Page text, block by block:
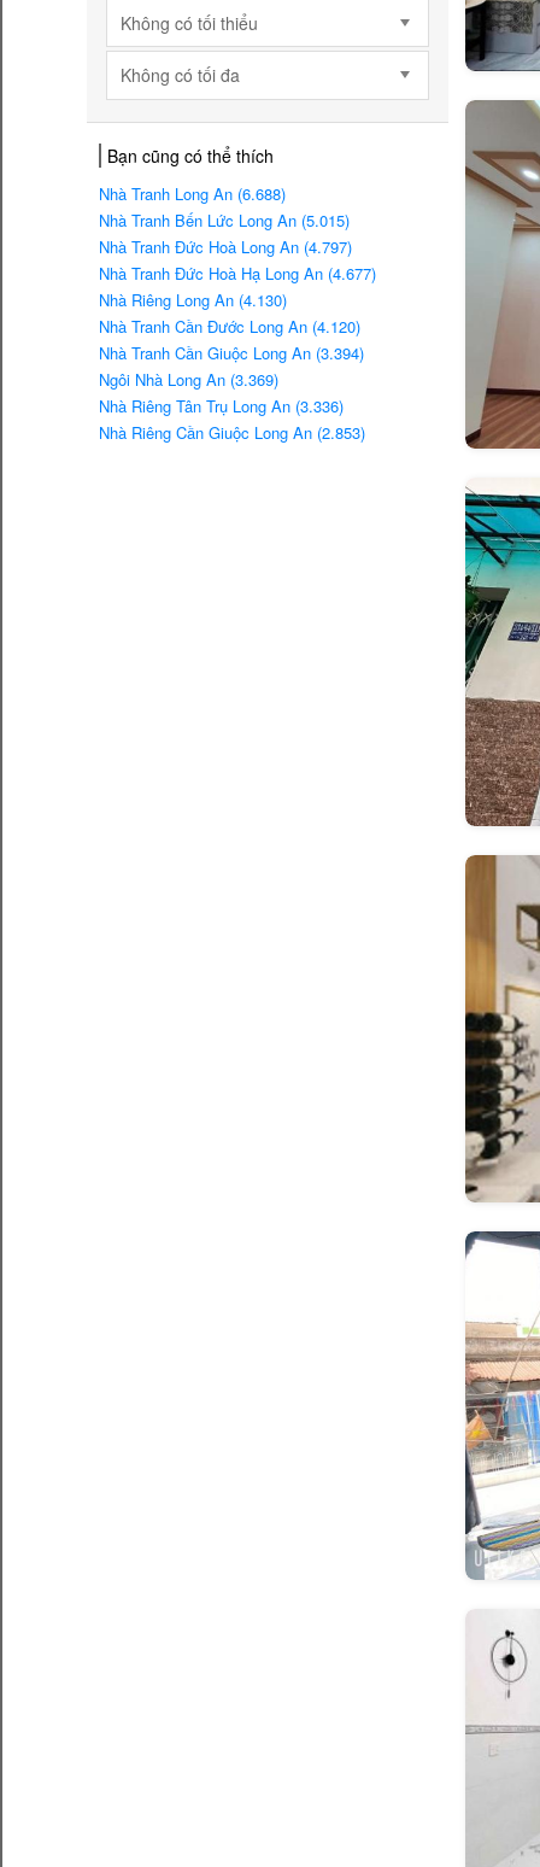
Không có tối thiểu
Không có tối đa
Bạn cũng có thể thích
Nhà Tranh Long An (6.688)
Nhà Tranh Bến Lức Long An (5.015)
Nhà Tranh Đức Hoà Long An (4.797)
Nhà Tranh Đức Hoà Hạ Long An (4.677)
Nhà Riêng Long An (4.130)
Nhà Tranh Cần Đước Long An (4.120)
Nhà Tranh Cần Giuộc Long An (3.394)
Ngôi Nhà Long An (3.369)
Nhà Riêng Tân Trụ Long An (3.336)
Nhà Riêng Cần Giuộc Long An (2.853)